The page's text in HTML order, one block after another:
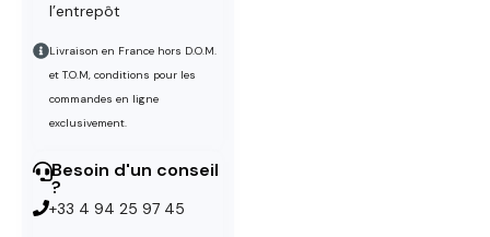
l’entrepôt
Livraison en France hors D.O.M.
et T.O.M, conditions pour les
commandes en ligne
exclusivement.
Besoin d'un conseil
?
+33 4 94 25 97 45